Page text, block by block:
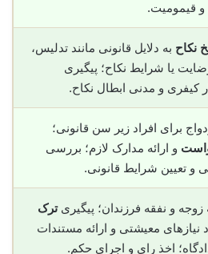
و قیمومیت.
نکاح به دلایل قانونی مانند تدلیس،
یا شرایط نکاح؛ پیگیری
کیفری و مدنی ابطال نکاح.
برای افراد زیر سن قانونی؛
و ارائه مدارک لازم؛ بررسی
و تعیین شرایط قانونی.
زوجه و نفقه فرزندان؛ پیگیریترک
نیازهای معیشتی و ارائه مستندات
اخذ رای و اجرای حکم.